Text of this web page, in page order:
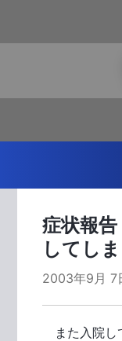
症状報
してし
2003年9月 7
また入院し